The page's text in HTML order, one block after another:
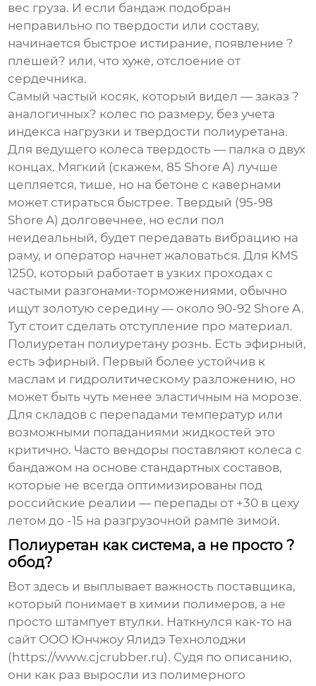
вес груза. И если бандаж подобран
неправильно по твердости или составу,
начинается быстрое истирание, появление ?
плешей? или, что хуже, отслоение от
сердечника.
Самый частый косяк, который видел — заказ ?
аналогичных? колес по размеру, без учета
индекса нагрузки и твердости полиуретана.
Для ведущего колеса твердость — палка о двух
концах. Мягкий (скажем, 85 Shore A) лучше
цепляется, тише, но на бетоне с кавернами
может стираться быстрее. Твердый (95-98
Shore A) долговечнее, но если пол
неидеальный, будет передавать вибрацию на
раму, и оператор начнет жаловаться. Для KMS
1250, который работает в узких проходах с
частыми разгонами-торможениями, обычно
ищут золотую середину — около 90-92 Shore A.
Тут стоит сделать отступление про материал.
Полиуретан полиуретану рознь. Есть эфирный,
есть эфирный. Первый более устойчив к
маслам и гидролитическому разложению, но
может быть чуть менее эластичным на морозе.
Для складов с перепадами температур или
возможными попаданиями жидкостей это
критично. Часто вендоры поставляют колеса с
бандажом на основе стандартных составов,
которые не всегда оптимизированы под
российские реалии — перепады от +30 в цеху
летом до -15 на разгрузочной рампе зимой.
Полиуретан как система, а не просто ?
обод?
Вот здесь и выплывает важность поставщика,
который понимает в химии полимеров, а не
просто штампует втулки. Наткнулся как-то на
сайт ООО Юнчжоу Ялидэ Технолоджи
(https://www.cjcrubber.ru). Судя по описанию,
они как раз выросли из полимерного